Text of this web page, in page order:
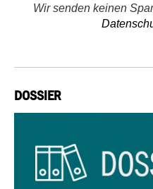
Wir senden keinen
DOSSIER